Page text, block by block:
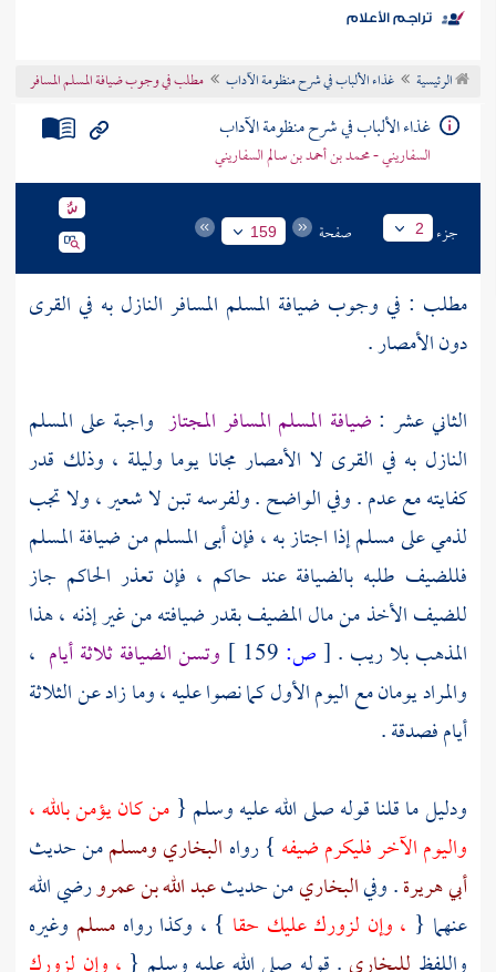
موضوعي
تراجم الأعلام
الرئيسية غذاء الألباب في شرح منظومة الآداب مطلب في وجوب ضيافة المسلم المسافر
غذاء الألباب في شرح منظومة الآداب
السفاريني - محمد بن أحمد بن سالم السفاريني
جزء 2 صفحة 159
مطلب : في وجوب ضيافة المسلم المسافر النازل به في القرى
دون الأمصار .
الثاني عشر : ضيافة المسلم المسافر المجتاز واجبة على المسلم
النازل به في القرى لا الأمصار مجانا يوما وليلة ، وذلك قدر
كفايته مع عدم . وفي الواضح . ولفرسه تبن لا شعير ، ولا تجب
لذمي على مسلم إذا اجتاز به ، فإن أبى المسلم من ضيافة المسلم
فللضيف طلبه بالضيافة عند حاكم ، فإن تعذر الحاكم جاز
للضيف الأخذ من مال المضيف بقدر ضيافته من غير إذنه ، هذا
المذهب بلا ريب . [ص: وتسن الضيافة ثلاثة أيام ،
والمراد يومان مع اليوم الأول كما نصوا عليه ، وما زاد عن الثلاثة
أيام فصدقة .
ودليل ما قلنا قوله صلى الله عليه وسلم { من كان يؤمن بالله ،
واليوم الآخر فليكرم ضيفه } رواه البخاريومسلممن حديث
أبي هريرة. وفيالبخاريمن حديثعبد الله بن عمرورضي الله
عنهما { ، وإن لزورك عليك حقا } ، وكذا رواهمسلم وغيره